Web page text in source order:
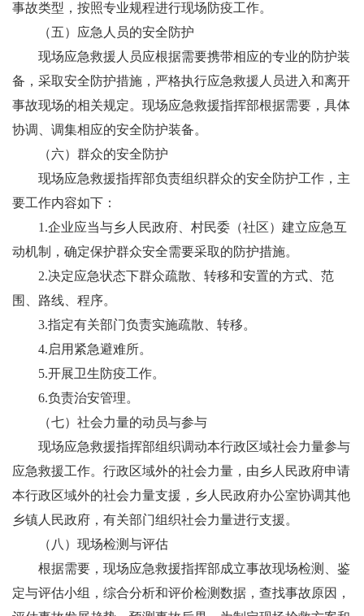
事故类型，按照专业规程进行现场防疫工作。
（五） 应急人员的安全防护
现场应急救援人员应根据需要携带相应的专业的防护装
备，采取安全防护措施，严格执行应急救援人员进入和离开
事故现场的相关规定。现场应急救援指挥部根据需要，具体
协调、调集相应的安全防护装备。
（六） 群众的安全防护
现场应急救援指挥部负责组织群众的安全防护工作，主
要工作内容如下：
1.企业应当与乡人民政府、村民委（社区）建立应急互
动机制，确定保护群众安全需要采取的防护措施。
2.决定应急状态下群众疏散、转移和安置的方式、范
围、路线、程序。
3.指定有关部门负责实施疏散、转移。
4. 启用紧急避难所。
5.开展卫生防疫工作。
6.负责治安管理。
（七） 社会力量的动员与参与
现场应急救援指挥部组织调动本行政区域社会力量参与
应急救援工作。行政区域外的社会力量，由乡人民政府申请
本行政区域外的社会力量支援， 乡人民政府办公室协调其他
乡镇人民政府，有关部门组织社会力量进行支援。
（ 八） 现场检测与评估
根据需要，现场应急救援指挥部成立事故现场检测、鉴
定与评估小组，综合分析和评价检测数据，查找事故原因，